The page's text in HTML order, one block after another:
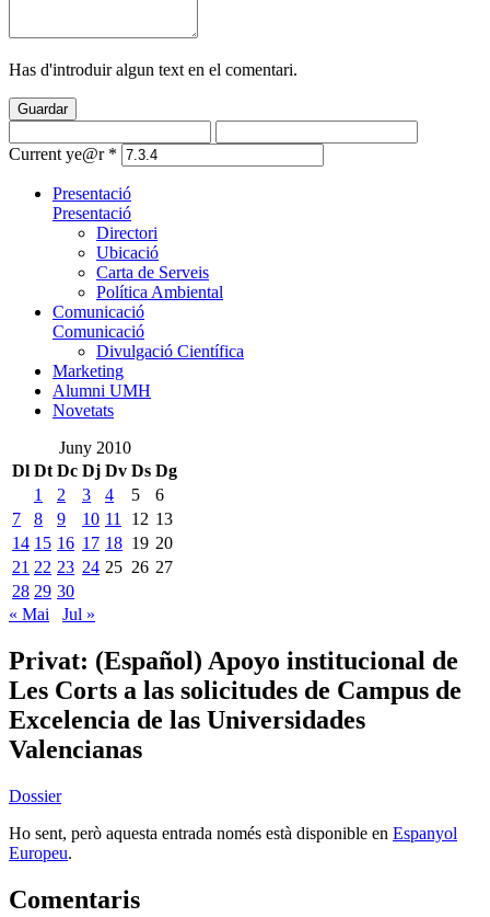
Has d'introduir algun text en el comentari.
Guardar
Current ye@r *
Presentació
Presentació
Directori
Ubicació
Carta de Serveis
Política Ambiental
Comunicació
Comunicació
Divulgació Científica
Marketing
Alumni UMH
Novetats
Juny 2010
Dl Dt Dc Dj Dv Ds Dg
1
2 3 4 5
6
7
8 9 10 11 12 13
14 15 16 17 18 19 20
21 22 23 24 25 26 27
28 29 30
« Mai
Jul »
Privat: (Español) Apoyo institucional de
Les Corts a las solicitudes de Campus de
Excelencia de las Universidades
Valencianas
Dossier
Ho sent, però aquesta entrada només està disponible en Espanyol
Europeu.
Comentaris